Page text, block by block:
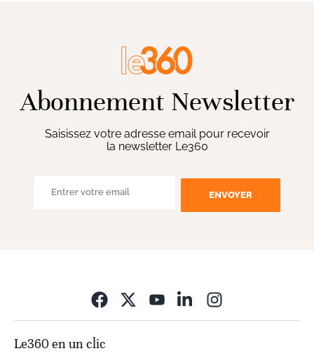
Abonnement Newsletter
Saisissez votre adresse email pour recevoir
la newsletter Le360
ENVOYER
Le360 en un clic